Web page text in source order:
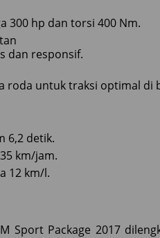
300 hp dan torsi 400 Nm.
dan responsif.
roda untuk traksi optimal di
6,2 detik.
km/jam.
12 km/l.
Sport Package 2017